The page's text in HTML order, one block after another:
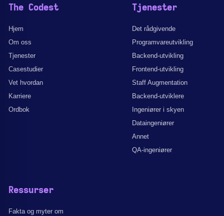
The Codest
Hjem
Om oss
Tjenester
Casestudier
Vet hvordan
Karriere
Ordbok
Tjenester
Det rådgivende
Programvareutvikling
Backend-utvikling
Frontend-utvikling
Staff Augmentation
Backend-utviklere
Ingeniører i skyen
Dataingeniører
Annet
QA-ingeniører
Ressurser
Fakta og myter om